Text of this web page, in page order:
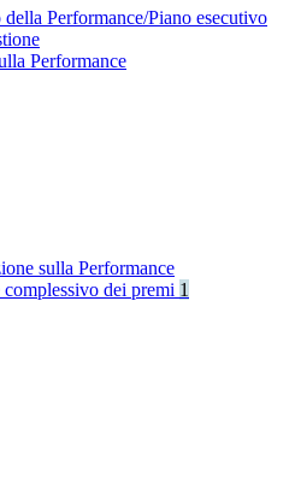
della Performance/Piano esecutivo
Performance
sulla Performance
dei premi 1